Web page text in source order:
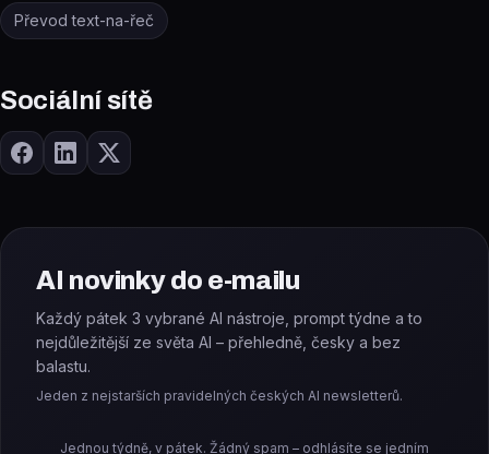
Převod text-na-řeč
Sociální sítě
AI novinky do e-mailu
Každý pátek 3 vybrané AI nástroje, prompt týdne a to
nejdůležitější ze světa AI – přehledně, česky a bez
balastu.
Jeden z nejstarších pravidelných českých AI newsletterů.
Jednou týdně, v pátek. Žádný spam – odhlásíte se jedním